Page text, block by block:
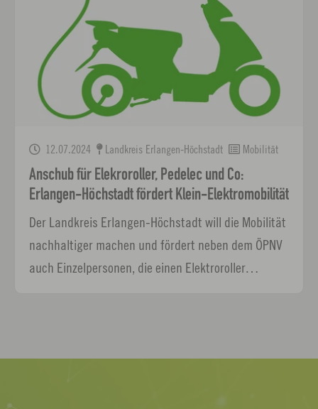
12.07.2024 Landkreis Erlangen-Höchstadt Mobilität
Anschub für Elekroroller, Pedelec und Co:
Erlangen-Höchstadt fördert Klein-Elektromobilität
Der Landkreis Erlangen-Höchstadt will die Mobilität
nachhaltiger machen und fördert neben dem ÖPNV
auch Einzelpersonen, die einen Elektroroller…